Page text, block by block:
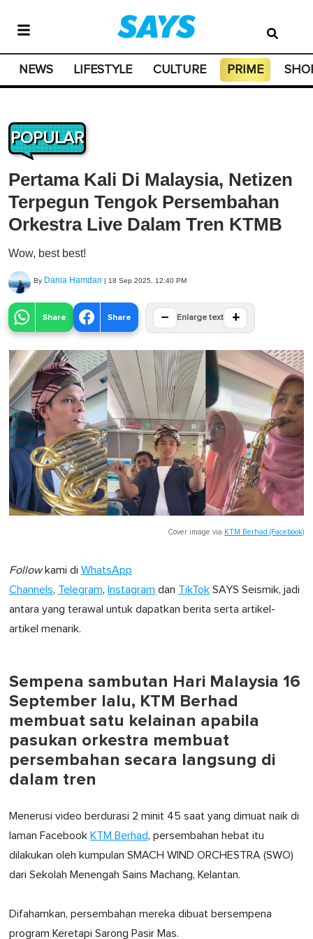
NEWS LIFESTYLE CULTURE PRIME
POPULAR
Pertama Kali Di Malaysia, Netizen
Terpegun Tengok Persembahan
Orkestra Live Dalam Tren KTMB
Wow, best best!
By Dania Hamdan | 18 Sep 2025, 12:40 PM
Share Share − Enlarge text +
Cover image via KTM Berhad (Facebook)
Followkami di WhatsApp
Channels, Telegram, Instagram dan TikTok SAYS Seismik, jadi
antara yang terawal untuk dapatkan berita serta artikel-
artikel menarik.
Sempena sambutan Hari Malaysia 16
September lalu, KTM Berhad
membuat satu kelainan apabila
pasukan orkestra membuat
persembahan secara langsung di
dalam tren
Menerusi video berdurasi 2 minit 45 saat yang dimuat naik di
laman Facebook KTM Berhad, persembahan hebat itu
dilakukan oleh kumpulan SMACH WIND ORCHESTRA (SWO)
dari Sekolah Menengah Sains Machang, Kelantan.
Difahamkan, persembahan mereka dibuat bersempena
program Keretapi Sarong Pasir Mas.